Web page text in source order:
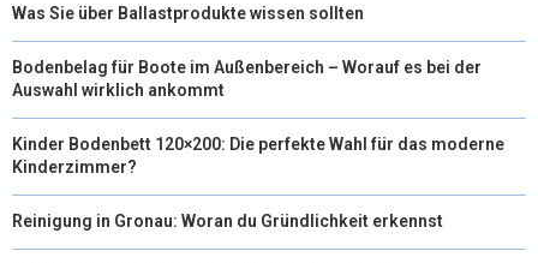
Was Sie über Ballastprodukte wissen sollten
Bodenbelag für Boote im Außenbereich – Worauf es bei der
Auswahl wirklich ankommt
Kinder Bodenbett 120×200: Die perfekte Wahl für das moderne
Kinderzimmer?
Reinigung in Gronau: Woran du Gründlichkeit erkennst